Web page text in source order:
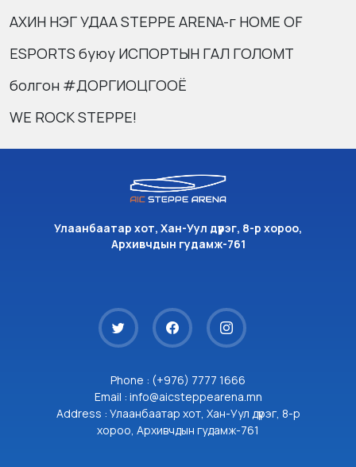
АХИН НЭГ УДАА STEPPE ARENA-г HOME OF
ESPORTS буюу ИСПОРТЫН ГАЛ ГОЛОМТ
болгон #ДОРГИОЦГООЁ
WE ROCK STEPPE!
Улаанбаатар хот, Хан-Уул дүүрэг, 8-р хороо,
Архивчдын гудамж-761
Phone : (+976) 7777 1666
Email : info@aicsteppearena.mn
Address : Улаанбаатар хот, Хан-Уул дүүрэг, 8-р
хороо, Архивчдын гудамж-761